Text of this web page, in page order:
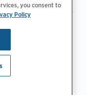
enerett.
you consent to
Policy